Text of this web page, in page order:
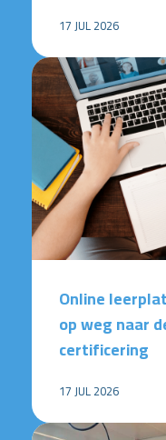
17 JUL 2026
Online
op weg naar
certificering
17 JUL 2026